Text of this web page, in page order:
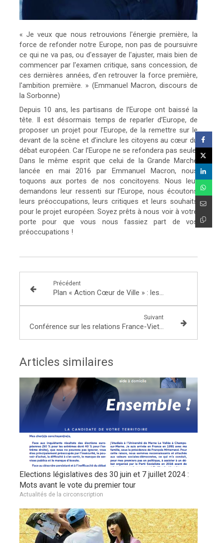
« Je veux que nous retrouvions l'énergie première, la
force de refonder notre Europe, non pas de poursuivre
ce qui ne va pas, ou d'essayer de l'ajuster, mais bien de
commencer par l'examen critique, sans concession, de
ces dernières années, d’en retrouver la force première,
l'ambition première. » (Emmanuel Macron, discours de
la Sorbonne)
Depuis 10 ans, les partisans de l’Europe ont baissé la
tête. Il est désormais temps de reparler d’Europe, de
proposer un projet pour l’Europe, de la remettre sur le
devant de la scène et d’inclure les citoyens au cœur du
débat européen. Car l’Europe ne se refondera pas seule.
Dans le même esprit que celui de la Grande Marche
lancée en mai 2016 par Emmanuel Macron, nous
toquons aux portes de nos concitoyens. Nous leur
demandons leur ressenti sur l’Europe, nous écoutons
leurs préoccupations, leurs critiques et leurs souhaits
pour le projet européen. Soyez prêts à nous voir à votre
porte pour que vous nous fassiez part de vos
préoccupations !
Précédent
Plan « Action Cœur de Ville » : les villes de Seine-et-Marne en bénéficient !
Suivant
Conférence sur les relations France-Vietnam organisée par Asia Centre
Articles similaires
Elections législatives des 30 juin et 7 juillet 2024 :
Mots avant le vote du premier tour
Actualités de la circonscription